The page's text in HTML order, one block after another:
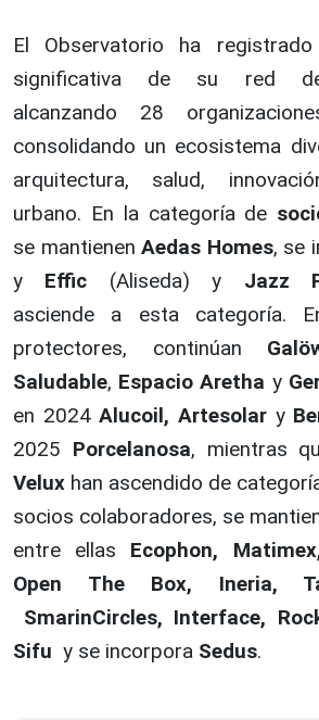
El Observatorio ha
significativa de su red de
alcanzando 28
consolidando un ecosistema
arquitectura, salud,
urbano. En la categoría de
se mantienen Aedas Homes, se
y Effic (Aliseda) y Jazz
asciende a esta categoría.
protectores, continúan
Saludable, Espacio Aretha y
en 2024Alucoil, Artesolar y
2025 Porcelanosa, mientras
Velux han ascendido de
socios colaboradores, se
entre ellas Ecophon,
Open The Box, Ineria,
SmarinCircles, Interface,
Sifu y se incorpora Sedus.